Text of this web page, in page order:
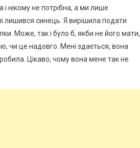
нікому не потрібна, а ми лише
лишився синець. Я вирішила подати
Може, так і було б, якби не його мати,
чи це надовго. Мені здається, вона
Цікаво, чому вона мене так не